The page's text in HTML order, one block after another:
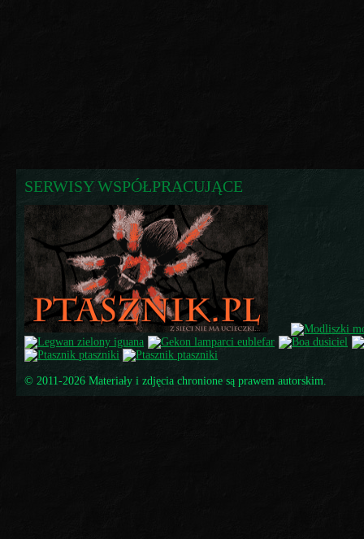
SERWISY WSPÓŁPRACUJĄCE
© 2011-2026 Materiały i zdjęcia chronione są prawem autorskim.